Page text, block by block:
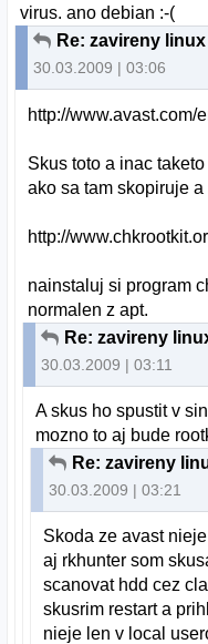
virus. ano debian :-(
Re: zavireny linux
30.03.2009 | 03:06
http://www.avast.com/
Skus toto a inac
ako sa tam skopiruje a
http://
nainstaluj si program
normalen z apt.
Re: zavireny
30.03.2009 | 03:11
A skus ho spustit v
mozno to aj bude
Re: zavireny
30.03.2009 | 03:21
Skoda ze avast
aj rkhunter som
scanovat hdd cez
skusrim restart a
nieje len v local